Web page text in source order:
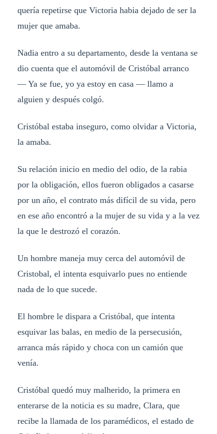
quería repetirse que Victoria habia dejado de ser la
mujer que amaba.
Nadia entro a su departamento, desde la ventana se
dio cuenta que el automóvil de Cristóbal arranco
— Ya se fue, yo ya estoy en casa — llamo a
alguien y después colgó.
Cristóbal estaba inseguro, como olvidar a Victoria,
la amaba.
Su relación inicio en medio del odio, de la rabia
por la obligación, ellos fueron obligados a casarse
por un año, el contrato más difícil de su vida, pero
en ese año encontró a la mujer de su vida y a la vez
la que le destrozó el corazón.
Un hombre maneja muy cerca del automóvil de
Cristobal, el intenta esquivarlo pues no entiende
nada de lo que sucede.
El hombre le dispara a Cristóbal, que intenta
esquivar las balas, en medio de la persecusión,
arranca más rápido y choca con un camión que
venía.
Cristóbal quedó muy malherido, la primera en
enterarse de la noticia es su madre, Clara, que
recibe la llamada de los paramédicos, el estado de